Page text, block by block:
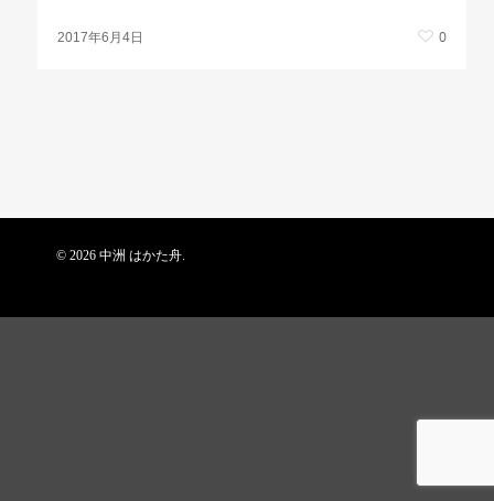
2017年6月4日 0
© 2026 中洲 はかた舟.